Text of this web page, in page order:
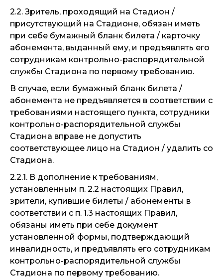
2.2. Зритель, проходящий на Стадион /
присутствующий на Стадионе, обязан иметь
при себе бумажный бланк билета / карточку
абонемента, выданный ему, и предъявлять его
сотрудникам контрольно-распорядительной
службы Стадиона по первому требованию.
В случае, если бумажный бланк билета /
абонемента не предъявляется в соответствии с
требованиями настоящего пункта, сотрудники
контрольно-распорядительной службы
Стадиона вправе не допустить
соответствующее лицо на Стадион / удалить со
Стадиона.
2.2.1. В дополнение к требованиям,
установленным п. 2.2 настоящих Правил,
зрители, купившие билеты / абонементы в
соответствии с п. 1.3 настоящих Правил,
обязаны иметь при себе документ
установленной формы, подтверждающий
инвалидность, и предъявлять его сотрудникам
контрольно-распорядительной службы
Стадиона по первому требованию.